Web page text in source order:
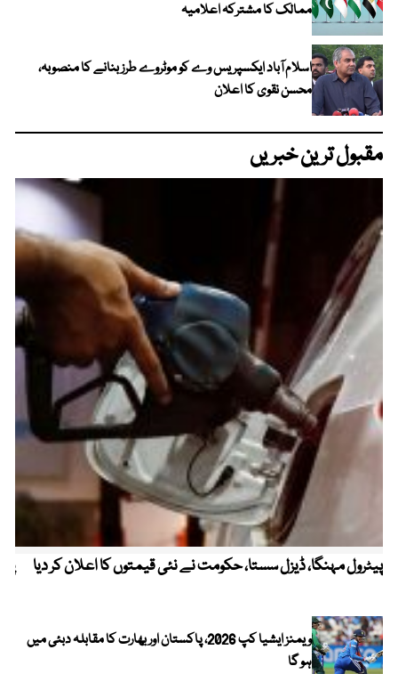
ممالک کا مشترکہ اعلامیہ
اسلام آباد ایکسپریس وے کو موٹروے طرز بنانے کا منصوبہ،
محسن نقوی کا اعلان
مقبول ترین خبریں
پیٹرول مہنگا، ڈیزل سستا، حکومت نے نئی قیمتوں کا اعلان کر دیا
ویمنز ایشیا کپ 2026، پاکستان اور بھارت کا مقابلہ دبئی میں
ہو گا